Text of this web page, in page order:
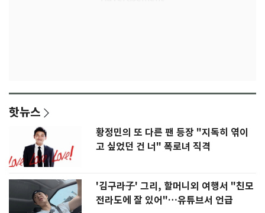
핫뉴스
황정민의 또 다른 팬 등장 "지독히 엮이
고 싶었던 건 너" 폭로녀 직격
'김구라子' 그리, 할머니외 여행서 "친모
전라도에 잘 있어"…유튜브서 언급